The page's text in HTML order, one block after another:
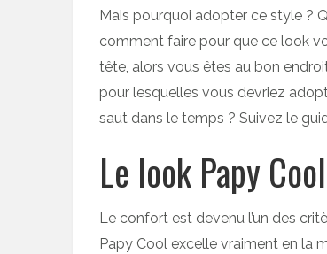
Mais pourquoi adopter ce style ?
comment faire pour que ce look
tête, alors vous êtes au bon
pour lesquelles vous devriez
saut dans le temps ? Suivez le
Le look Papy
Le confort est devenu l’un des
Papy Cool excelle vraiment en la